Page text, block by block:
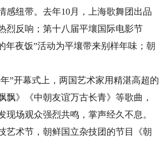
纽带。去年10月，上海歌舞团出品
烈反响；第十八届平壤国际电影节
年夜饭”活动为平壤带来别样年味；朝
”开幕式上，两国艺术家用精湛高超的
》《中朝友谊万古长青》等歌曲，
场观众强烈共鸣，掌声经久不息。
术节，朝鲜国立杂技团的节目《朝